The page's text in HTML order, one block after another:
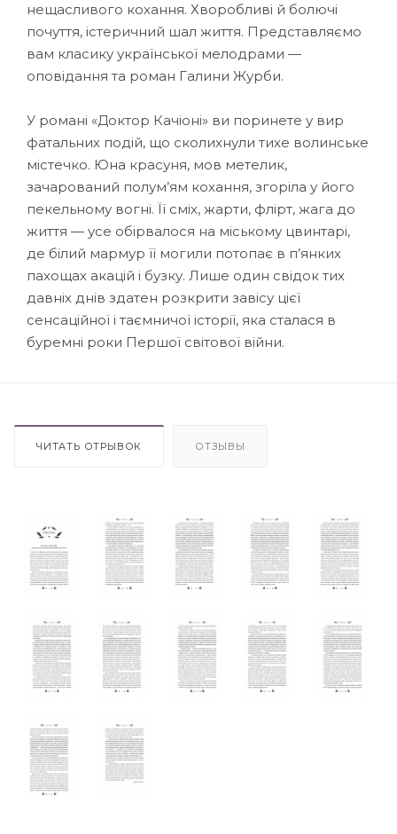
нещасливого кохання. Хворобливі й болючі
почуття, істеричний шал життя. Представляємо
вам класику української мелодрами —
оповідання та роман Галини Журби.
У романі «Доктор Качіоні» ви поринете у вир
фатальних подій, що сколихнули тихе волинське
містечко. Юна красуня, мов метелик,
зачарований полум’ям кохання, згоріла у його
пекельному вогні. Її сміх, жарти, флірт, жага до
життя — усе обірвалося на міському цвинтарі,
де білий мармур її могили потопає в п’янких
пахощах акацій і бузку. Лише один свідок тих
давніх днів здатен розкрити завісу цієї
сенсаційної і таємничої історії, яка сталася в
буремні роки Першої світової війни.
ЧИТАТЬ ОТРЫВОК ОТЗЫВЫ